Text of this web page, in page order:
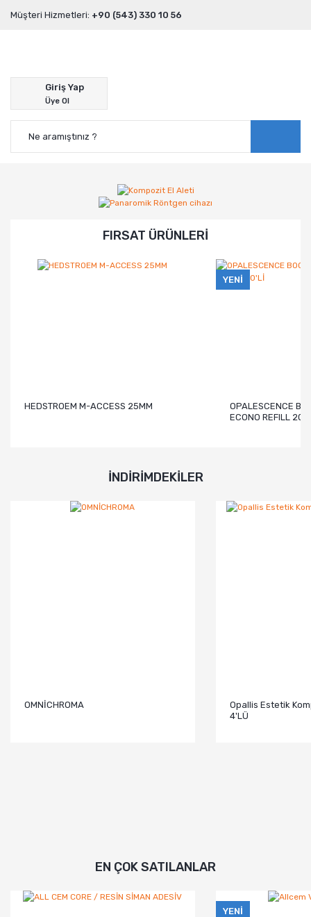
Müşteri Hizmetleri: +90 (543) 330 10 56
Giriş Yap
Üye Ol
FIRSAT ÜRÜNLERİ
HEDSTROEM M-ACCESS 25MM
YENİ
OPALESCENCE
ECONO REFILL
İNDİRİMDEKİLER
OMNİCHROMA
Opallis Estetik
4'LÜ
EN ÇOK SATILANLAR
YENİ